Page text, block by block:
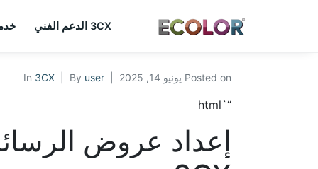
3CX الدعم الفني
Posted on يونيو 14, 2025 By user
In 3CX
“`html